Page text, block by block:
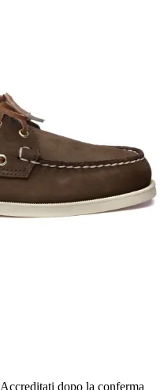
Accreditati dopo la conferma